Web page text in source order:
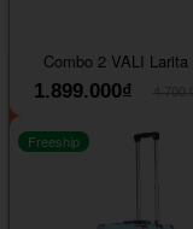
Combo 2 VALI Larita
1.899.000₫
Freeship